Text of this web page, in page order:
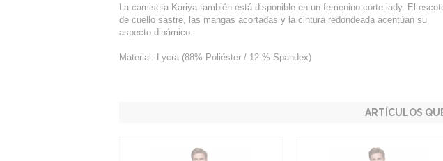
La camiseta Kariya también está disponible en un femenino corte lady. El
de cuello sastre, las mangas acortadas y la cintura redondeada acentúan su
aspecto dinámico.
Material: Lycra (88% Poliéster / 12 % Spandex)
ARTÍCULOS